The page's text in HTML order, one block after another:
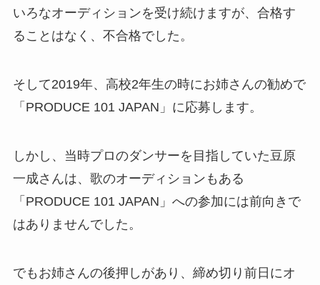
いろなオーディションを受け続けますが、合格す
ることはなく、不合格でした。
そして2019年、高校2年生の時にお姉さんの勧めで
「PRODUCE 101 JAPAN」に応募します。
しかし、当時プロのダンサーを目指していた豆原
一成さんは、歌のオーディションもある
「PRODUCE 101 JAPAN」への参加には前向きで
はありませんでした。
でもお姉さんの後押しがあり、締め切り前日にオ